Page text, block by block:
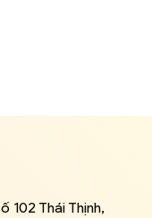
102 Thái Thịnh,